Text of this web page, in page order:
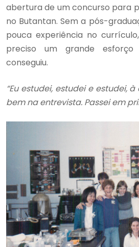
abertura de um concurso para
no Butantan. Sem a pós-
pouca experiência no
preciso um grande
conseguiu.
“Eu estudei, estudei e estudei,
bem na entrevista. Passei em